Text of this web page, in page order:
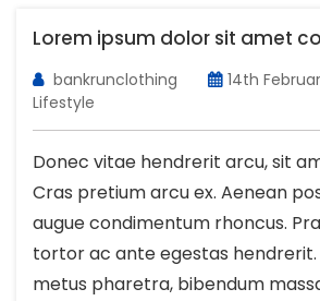
Lorem ipsum dolor sit amet
bankrunclothing
14th
Lifestyle
Donec vitae hendrerit arcu, sit
Cras pretium arcu ex. Aenean
augue condimentum rhoncus.
tortor ac ante egestas hendrerit.
metus pharetra, bibendum